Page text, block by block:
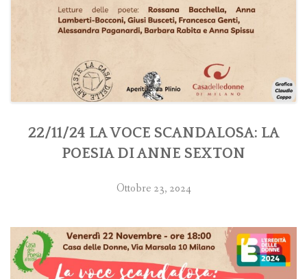
22/11/24 LA VOCE SCANDALOSA: LA
POESIA DI ANNE SEXTON
Ottobre 23, 2024